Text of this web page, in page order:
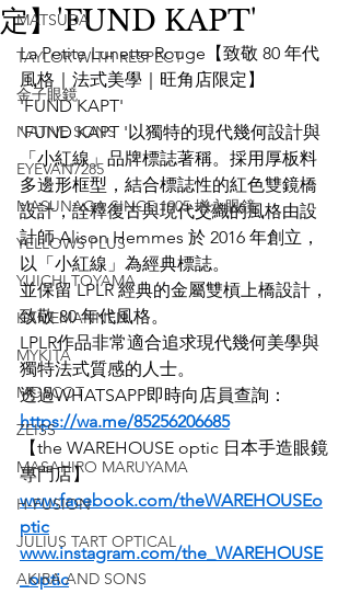
MATSUDA
TAYLOR WITH RESPECT
金子眼鏡
NATIVE SONS
EYEVAN7285
MASUNAGA SINCE 1905 增永眼鏡
YELLOWS PLUS
YUICHI TOYAMA
KAMEMANNEN
MYKITA
MOSCOT
ZEISS
MASAHIRO MARUYAMA
H-FUSION
JULIUS TART OPTICAL
AKIRA AND SONS
定】'FUND KAPT'
La Petite Lunette Rouge【致敬 80 年代
風格｜法式美學｜旺角店限定】
'FUND KAPT'
'FUND KAPT '以獨特的現代幾何設計與
「小紅線」品牌標誌著稱。採用厚板料
多邊形框型，結合標誌性的紅色雙鏡橋
設計，詮釋復古與現代交織的風格由設
計師 Alison Hemmes 於 2016 年創立，
以「小紅線」為經典標誌。
並保留 LPLR 經典的金屬雙槓上橋設計，
致敬 80 年代風格。
LPLR作品非常適合追求現代幾何美學與
獨特法式質感的人士。
透過WHATSAPP即時向店員查詢：
https://wa.me/85256206685
【the WAREHOUSE optic 日本手造眼鏡
專門店】
www.facebook.com/theWAREHOUSEo
ptic
www.instagram.com/the_WAREHOUSE
_optic